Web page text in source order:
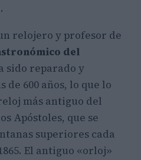
relojero y profesor de
del
sido reparado y
600 años, lo que lo
más antiguo del
Apóstoles, que se
superiores cada
El antiguo «orloj»